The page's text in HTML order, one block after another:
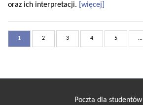
oraz ich interpretacji.
[więcej]
1 2 3 4 5 ...
Poczta dla studentów